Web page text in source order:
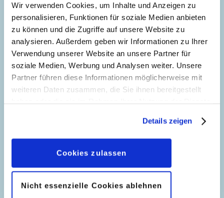
Wir verwenden Cookies, um Inhalte und Anzeigen zu
personalisieren, Funktionen für soziale Medien anbieten
zu können und die Zugriffe auf unsere Website zu
analysieren. Außerdem geben wir Informationen zu Ihrer
Verwendung unserer Website an unsere Partner für
soziale Medien, Werbung und Analysen weiter. Unsere
Partner führen diese Informationen möglicherweise mit
weiteren Daten zusammen, die Sie ihnen bereitgestellt
geben, können Sie diese jederzeit in der
Datenschutzerklärungwieder widerrufen.
Details zeigen
Cookies zulassen
Nicht essenzielle Cookies ablehnen
154 cm
Sternzeichen
Widder
Hobbys
Verwandte besuchen, Zeitung lesen,
Baden, Videospiele
Beruf
Beziehungen läßt ihm leider keine Zeit
Herzens­wunsch
Dass sich seine lieben Verwandten
endlich mit echter Herzlichkeit um
seine Bedürfnisse kümmern.
Bei einem Gewinn von 1 Mio. Talern